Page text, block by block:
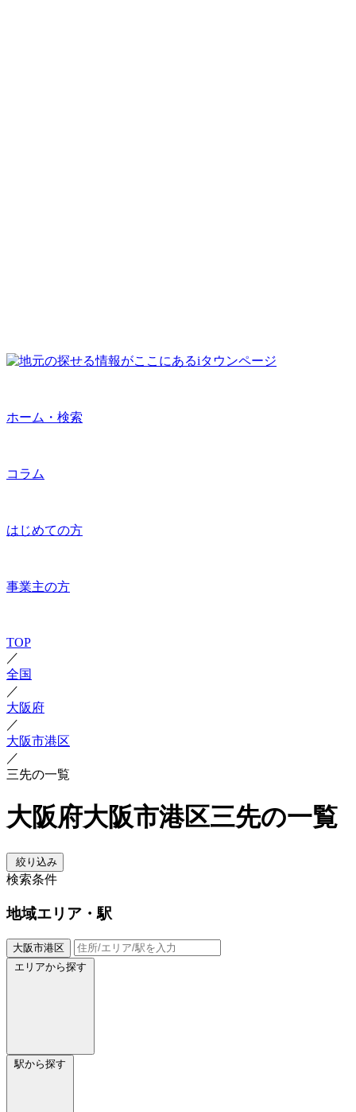
ホーム・検索
コラム
はじめての方
事業主の方
TOP
／
全国
／
大阪府
／
大阪市港区
／
三先の一覧
大阪府大阪市港区三先の一覧
絞り込み
検索条件
地域エリア・駅
大阪市港区
エリアから探す
駅から探す